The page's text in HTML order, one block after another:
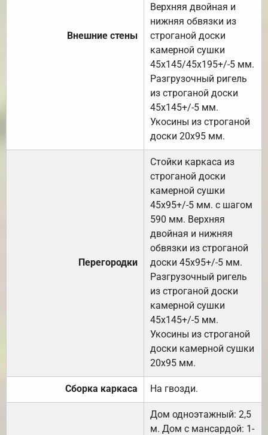
Внешние стены
Верхняя двойная и
нижняя обвязки из
строганой доски
камерной сушки
45х145/45х195+/-5 мм.
Разгрузочный ригель
из строганой доски
45х145+/-5 мм.
Укосины из строганой
доски 20х95 мм.
Перегородки
Стойки каркаса из
строганой доски
камерной сушки
45х95+/-5 мм. с шагом
590 мм. Верхняя
двойная и нижняя
обвязки из строганой
доски 45х95+/-5 мм.
Разгрузочный ригель
из строганой доски
камерной сушки
45х145+/-5 мм.
Укосины из строганой
доски камерной сушки
20х95 мм.
Сборка каркаса На гвозди.
Дом одноэтажный: 2,5
м. Дом с мансардой: 1-